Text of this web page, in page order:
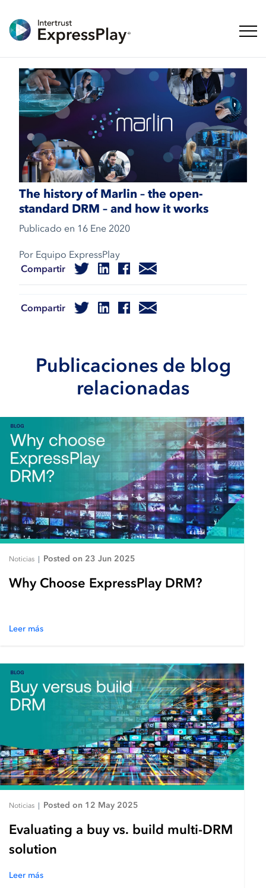
The history of Marlin – the open-
standard DRM – and how it works
Publicado en 16 Ene 2020
Por Equipo ExpressPlay
Compartir
Compartir
Publicaciones de blog
relacionadas
Noticias | Posted on 23 Jun 2025
Why Choose ExpressPlay DRM?
Leer más
Noticias | Posted on 12 May 2025
Evaluating a buy vs. build multi-DRM
solution
Leer más